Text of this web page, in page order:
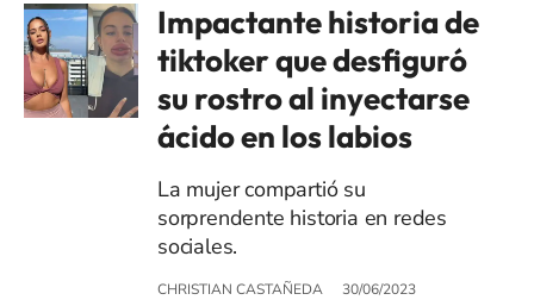
Impactante historia de
tiktoker que desfiguró
su rostro al inyectarse
ácido en los labios
La mujer compartió su
sorprendente historia en redes
sociales.
CHRISTIAN CASTAÑEDA 30/06/2023